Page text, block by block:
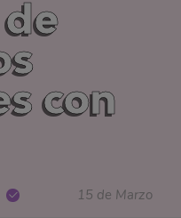
con
15 de Marzo